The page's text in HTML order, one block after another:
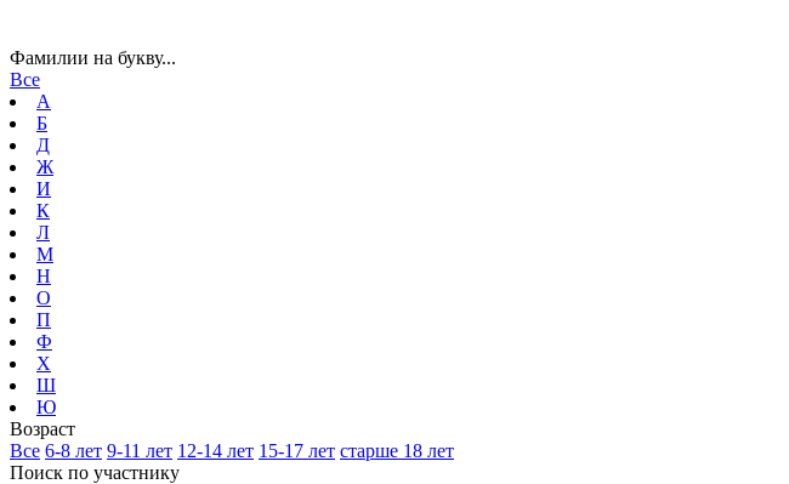
Фамилии на букву...
Все
А
Б
Д
Ж
И
К
Л
М
Н
О
П
Ф
Х
Ш
Ю
Возраст
Все 6-8 лет 9-11 лет 12-14 лет 15-17 лет старше 18 лет
Поиск по участнику